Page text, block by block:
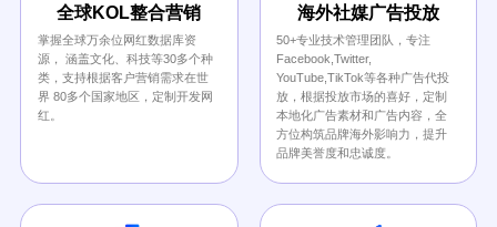
全球KOL整合营销
掌握全球万余位网红数据库资
源， 涵盖文化、科技等30多个种
类，支持根据客户营销需求在世
界 80多个国家地区，定制开发网
红。
海外社媒广告投放
50+专业技术管理团队，专注
Facebook,Twitter,
YouTube,TikTok等各种广告代投
放，根据投放市场的喜好，定制
本地化广告素材和广告内容，全
方位构筑品牌海外影响力，提升
品牌美誉度和忠诚度。